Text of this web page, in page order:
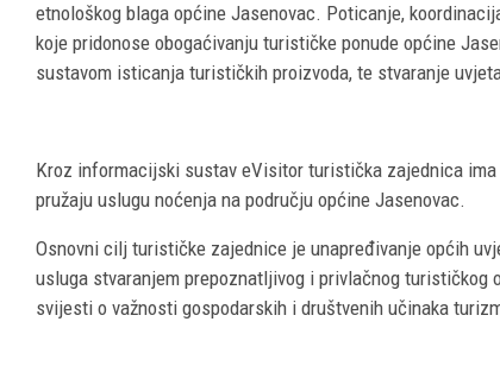
etnološkog blaga općine Jasenovac. Poticanje,
koje pridonose obogaćivanju turističke ponude općine
sustavom isticanja turističkih proizvoda, te stvaranje
Kroz informacijski sustav eVisitor turistička zajednica
pružaju uslugu noćenja na području općine Jasenovac.
Osnovni cilj turističke zajednice je unapređivanje općih
usluga stvaranjem prepoznatljivog i privlačnog
svijesti o važnosti gospodarskih i društvenih učinaka